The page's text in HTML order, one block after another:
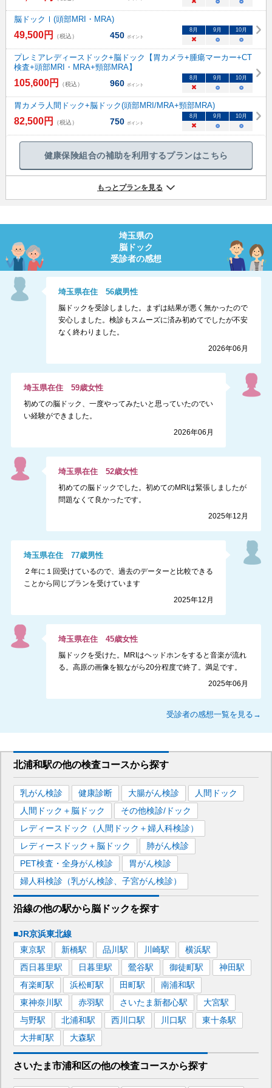
脳ドックⅠ(頭部MRI・MRA)
49,500円 （税込） 450 ポイント
8 月 9 月 10月
× ○ ○
プレミアレディースドック+脳ドック【胃カメラ+腫瘍マーカー+CT
検査+頭部MRI・MRA+頸部MRA】
105,600円 （税込） 960 ポイント
8 月 9 月 10月
× ○ ○
胃カメラ人間ドック+脳ドック(頭部MRI/MRA+頸部MRA)
82,500円 （税込） 750 ポイント
8 月 9 月 10月
× ○ ○
健康保険組合の補助を利用するプランはこちら
もっとプランを見る
埼玉県の
脳ドック
受診者の感想
埼玉県在住56歳男性
脳ドックを受診しました。まずは結果が悪く無かったので
安心しました。検診もスムーズに済み初めてでしたが不安
なく終わりました。
2026年06月
埼玉県在住 59歳女性
初めての脳ドック、一度やってみたいと思っていたのでい
い経験ができました。
2026年06月
埼玉県在住52歳女性
初めての脳ドックでした。初めてのMRIは緊張しましたが
問題なくて良かったです。
2025年12月
埼玉県在住 77歳男性
２年に１回受けているので、過去のデーターと比較できる
ことから同じプランを受けています
2025年12月
埼玉県在住45歳女性
脳ドックを受けた。MRIはヘッドホンをすると音楽が流れ
る。高原の画像を観ながら20分程度で終了。満足です。
2025年06月
受診者の感想一覧を見る→
北浦和駅の他の検査コースから探す
乳がん検診 健康診断 大腸がん検診
人間ドック
人間ドック＋脳ドック
その他検診/ドック
レディースドック（人間ドック＋婦人科検診）
レディースドック＋脳ドック
肺がん検診
PET検査・全身がん検診
胃がん検診
婦人科検診（乳がん検診、子宮がん検診）
沿線の他の駅から脳ドックを探す
■JR京浜東北線
東京駅 新橋駅 品川 駅 川崎駅 横浜駅
西日暮里駅 日暮里駅 鶯谷駅 御徒町駅 神田駅
有楽町駅 浜松町駅 田町駅 南浦和駅
東神奈川 駅 赤羽駅 さいたま新都心駅 大宮駅
与野駅 北浦和駅 西川口駅 川口駅 東十条駅
大井町駅 大森駅
さいたま市浦和区の他の検査コースから探す